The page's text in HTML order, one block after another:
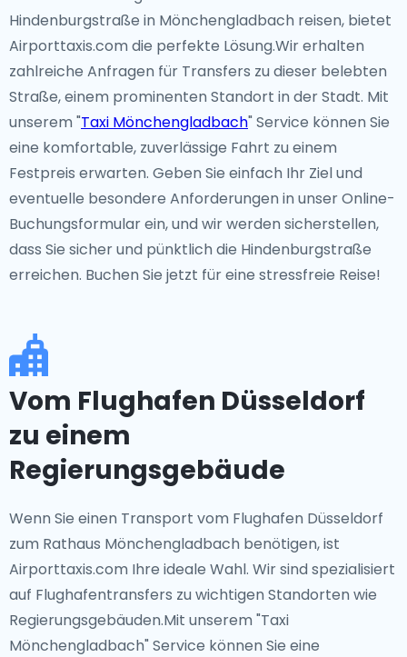
Hindenburgstraße in Mönchengladbach reisen, bietet
Airporttaxis.com die perfekte Lösung.Wir erhalten
zahlreiche Anfragen für Transfers zu dieser belebten
Straße, einem prominenten Standort in der Stadt. Mit
unserem "Taxi Mönchengladbach" Service können Sie
eine komfortable, zuverlässige Fahrt zu einem
Festpreis erwarten. Geben Sie einfach Ihr Ziel und
eventuelle besondere Anforderungen in unser Online-
Buchungsformular ein, und wir werden sicherstellen,
dass Sie sicher und pünktlich die Hindenburgstraße
erreichen. Buchen Sie jetzt für eine stressfreie Reise!
Vom Flughafen Düsseldorf
zu einem
Regierungsgebäude
Wenn Sie einen Transport vom Flughafen Düsseldorf
zum Rathaus Mönchengladbach benötigen, ist
Airporttaxis.com Ihre ideale Wahl. Wir sind spezialisiert
auf Flughafentransfers zu wichtigen Standorten wie
Regierungsgebäuden.Mit unserem "Taxi
Mönchengladbach" Service können Sie eine